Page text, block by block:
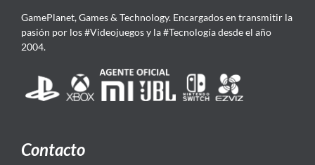
GamePlanet, Games & Technology. Encargados en transmitir la
pasión por los #Videojuegos y la #Tecnología desde el año
2004.
Contacto